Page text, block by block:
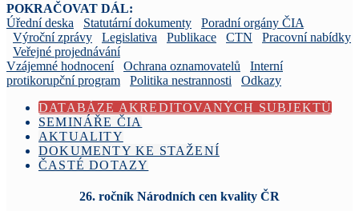
POKRAČOVAT DÁL:
Úřední deska
Statutární dokumenty
Poradní orgány ČIA
Výroční zprávy
Legislativa Publikace CTN
Pracovní nabídky
Veřejné projednávání
Vzájemné hodnocení
Ochrana oznamovatelů
Interní
protikorupční program
Politika nestrannosti
Odkazy
DATABÁZE AKREDITOVANÝCH SUBJEKTŮ
SEMINÁŘE ČIA
AKTUALITY
DOKUMENTY KE STAŽENÍ
ČASTÉ DOTAZY
26. ročník Národních cen kvality ČR